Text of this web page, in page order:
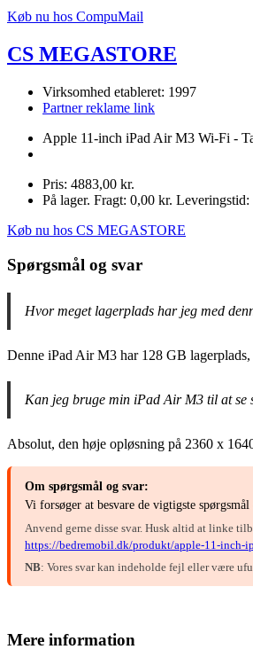
Køb nu hos CompuMail
CS MEGASTORE
Virksomhed etableret: 1997
Partner reklame link
Apple 11-inch iPad Air M3 Wi-Fi -
Pris: 4883,00 kr.
På lager. Fragt: 0,00 kr. Leveringstid:
Køb nu hos CS MEGASTORE
Spørgsmål og svar
Hvor meget lagerplads har jeg med
Denne iPad Air M3 har 128 GB
Kan jeg bruge min iPad Air M3 til at se
Absolut, den høje opløsning på 2360 x
Om spørgsmål og svar:
Vi forsøger at besvare de vigtigste
Anvend gerne disse svar. Husk altid at linke
https://bedremobil.dk/produkt/apple-11-inch-
NB: Vores svar kan indeholde fejl eller være
Mere information